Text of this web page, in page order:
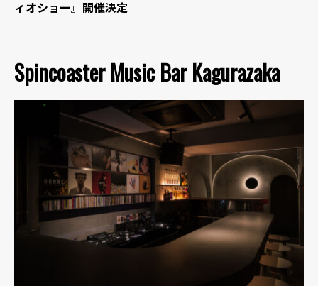
ィオショー』開催決定
Spincoaster Music Bar Kagurazaka